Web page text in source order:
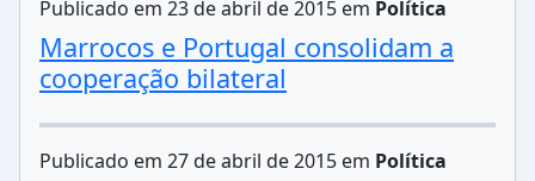
Publicado em 23 de abril de 2015 em Política
Marrocos e Portugal consolidam a
cooperação bilateral
Publicado em 27 de abril de 2015 em Política